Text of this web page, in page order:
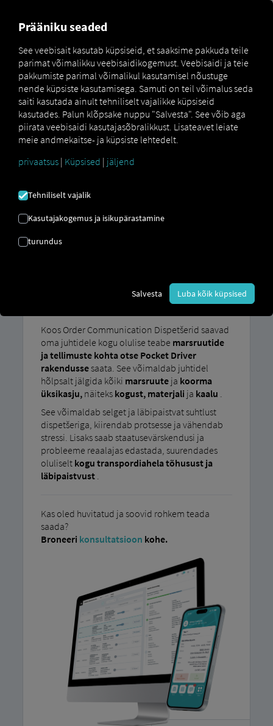
Marketplace Order Communication
COMMUNICATION
Digitaalne juhikommunikatsioon –
Paberipõhised protsessid ja keelebarjäärid
põhjustavad transpordisektoris sageli
Koos Order Communication Dispetšerid saavad
oma juhtidele kogu olulise teabe marsruutide
ja tellimuste kohta otse Pocket Driver
rakendussesaata. See võimaldab juhtidel
hõlpsalt jälgida kõiki marsruuteja koorma
üksikasju,näiteks kogust, materjali ja kaalu
See võimaldab selget ja läbipaistvat suhtlust
dispetšeriga, kiirendab protsesse ja vähendab
stressi. Lisaks saab staatusevärskendusi ja
probleeme reaalajas edastada, suurendades
oluliselt kogu transpordiahela tõhusust ja
läbipaistvust.
Kas oled huvitatud ja soovid rohkem teada
saada?
Broneeri konsultatsioon kohe.
Prääniku seaded
See veebisait kasutab küpsiseid, et saaksime pakkuda teile
parimat võimalikku veebisaidikogemust. Veebisaidi ja teie
pakkumiste parimal võimalikul kasutamisel nõustuge
nende küpsiste kasutamisega. Samuti on teil võimalus seda
saiti kasutada ainult tehniliselt vajalikke küpsiseid
kasutades. Palun klõpsake nuppu "Salvesta". See võib aga
piirata veebisaidi kasutajasõbralikkust. Lisateavet leiate
meie andmekaitse- ja küpsiste lehtedelt.
privaatsus | Küpsised | jäljend
Tehniliselt vajalik
Kasutajakogemus ja isikupärastamine
turundus
Salvesta Luba kõik küpsised